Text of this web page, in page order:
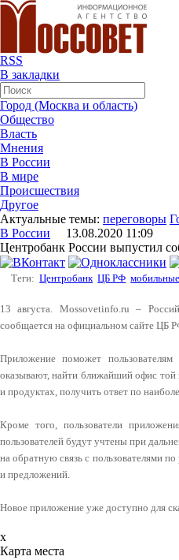
RSS
В закладки
Город (Москва и область)
Общество
Власть
Мнения
В России
В мире
Происшествия
Другое
Актуальные темы: переговоры
В России 13.08.2020 11:09
Центробанк России выпустил
Теги: Центробанк ЦБ РФ
13 августа. Mossovetinfo.ru –
сообщается на официальном сайте ЦБ
Приложение поможет
оказывают, найти ближайший офис той
и продуктах, получить ответ по
Кроме того, пользователи
пользователей будут учтены при
на обратную связь с пользователями
и предложений.
Новое приложение уже доступно для
x
Карта места